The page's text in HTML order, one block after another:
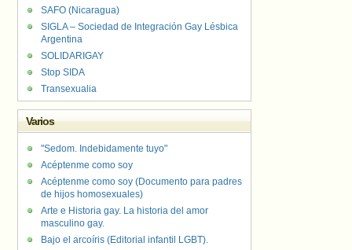
SAFO (Nicaragua)
SIGLA – Sociedad de Integración Gay Lésbica
Argentina
SOLIDARIGAY
Stop SIDA
Transexualia
Varios
"Sedom. Indebidamente tuyo"
Acéptenme como soy
Acéptenme como soy (Documento para padres
de hijos homosexuales)
Arte e Historia gay. La historia del amor
masculino gay.
Bajo el arcoíris (Editorial infantil LGBT).